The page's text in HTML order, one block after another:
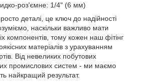
роз'ємне: 1/4" (6 мм)
деталі, це ключ до надійності
наскільки важливо мати
компонентів, тому кожен наш фітінг
матеріалів з урахуванням
Від невеликих побутових
промислових систем - ми маємо
найкращий результат.